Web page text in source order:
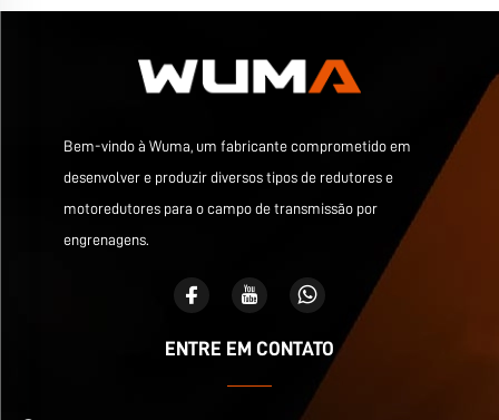
Bem-vindo à Wuma, um fabricante comprometido em
desenvolver e produzir diversos tipos de redutores e
motoredutores para o campo de transmissão por
engrenagens.
ENTRE EM CONTATO